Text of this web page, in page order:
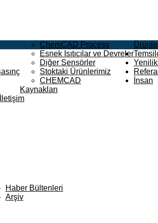
ChemCAD Process
Esnek Isıtıcılar ve Devreler
Diğer Sensörler
Stoktaki Ürünlerimiz
CHEMCAD
Haber Bültenleri
Arşiv
İnsan
Kaynakları
İletişim